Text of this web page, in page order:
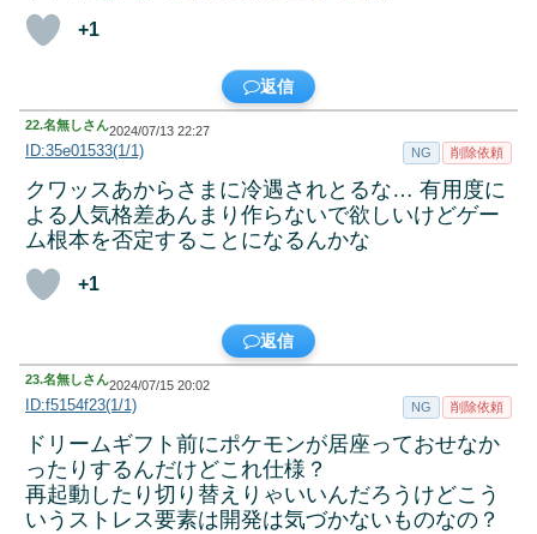
+1
返信
22.名無しさん2024/07/13 22:27
ID:35e01533(1/1) NG 削除依頼
クワッスあからさまに冷遇されとるな… 有用度に
よる人気格差あんまり作らないで欲しいけどゲー
ム根本を否定することになるんかな
+1
返信
23.名無しさん2024/07/15 20:02
ID:f5154f23(1/1) NG 削除依頼
ドリームギフト前にポケモンが居座っておせなか
ったりするんだけどこれ仕様？
再起動したり切り替えりゃいいんだろうけどこう
いうストレス要素は開発は気づかないものなの？